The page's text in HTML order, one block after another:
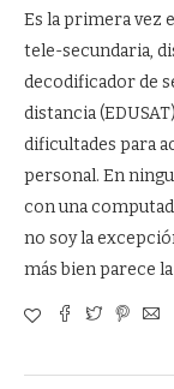
Es la primera vez
tele-secundaria,
decodificador de
distancia
dificultades para
personal. En
con una
no soy la
más bien parece